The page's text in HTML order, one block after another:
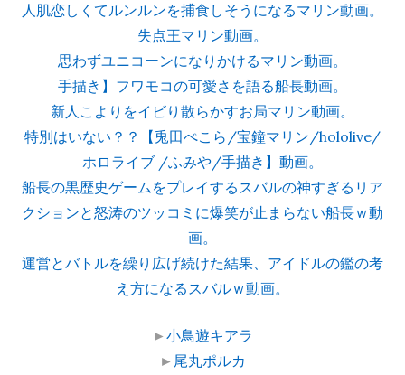
人肌恋しくてルンルンを捕食しそうになるマリン動画。
失点王マリン動画。
思わずユニコーンになりかけるマリン動画。
手描き】フワモコの可愛さを語る船長動画。
新人こよりをイビり散らかすお局マリン動画。
特別はいない？？【兎田ぺこら/宝鐘マリン/hololive/
ホロライブ /ふみや/手描き】動画。
船長の黒歴史ゲームをプレイするスバルの神すぎるリア
クションと怒涛のツッコミに爆笑が止まらない船長ｗ動
画。
運営とバトルを繰り広げ続けた結果、アイドルの鑑の考
え方になるスバルｗ動画。
►小鳥遊キアラ
► 尾丸ポルカ